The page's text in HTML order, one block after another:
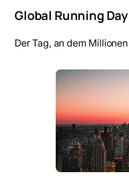
Global Running
Der Tag, an dem